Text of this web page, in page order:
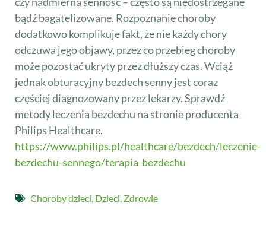
bądź bagatelizowane. Rozpoznanie choroby
dodatkowo komplikuje fakt, że nie każdy chory
odczuwa jego objawy, przez co przebieg choroby
może pozostać ukryty przez dłuższy czas. Wciąż
jednak obturacyjny bezdech senny jest coraz
częściej diagnozowany przez lekarzy. Sprawdź
metody leczenia bezdechu na stronie producenta
Philips Healthcare.
https://www.philips.pl/healthcare/bezdech/leczenie-
bezdechu-sennego/terapia-bezdechu
Choroby dzieci, Dzieci, Zdrowie